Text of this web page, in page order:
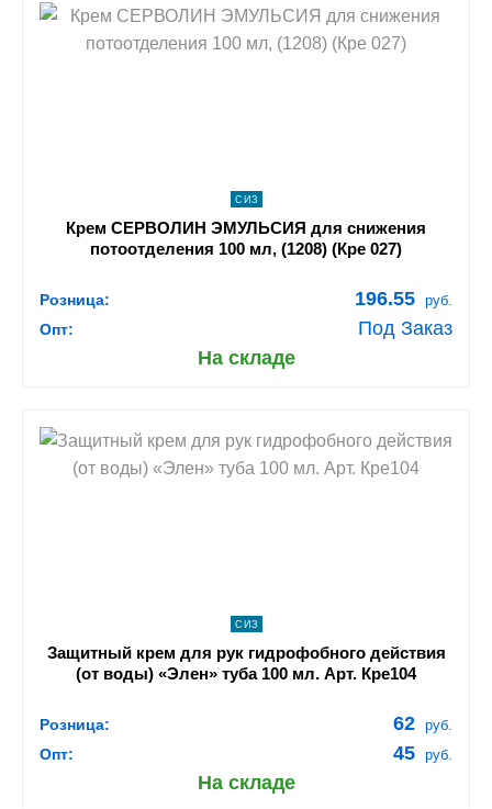
shopping_cart В КОРЗИНУ
СИЗ
Крем СЕРВОЛИН ЭМУЛЬСИЯ для снижения
потоотделения 100 мл, (1208) (Кре 027)
Розница: 196.55 руб.
Опт:
Под Заказ
На складе
shopping_cart В КОРЗИНУ
СИЗ
Защитный крем для рук гидрофобного действия
(от воды) «Элен» туба 100 мл. Арт. Кре104
Розница: 62 руб.
Опт: 45 руб.
На складе